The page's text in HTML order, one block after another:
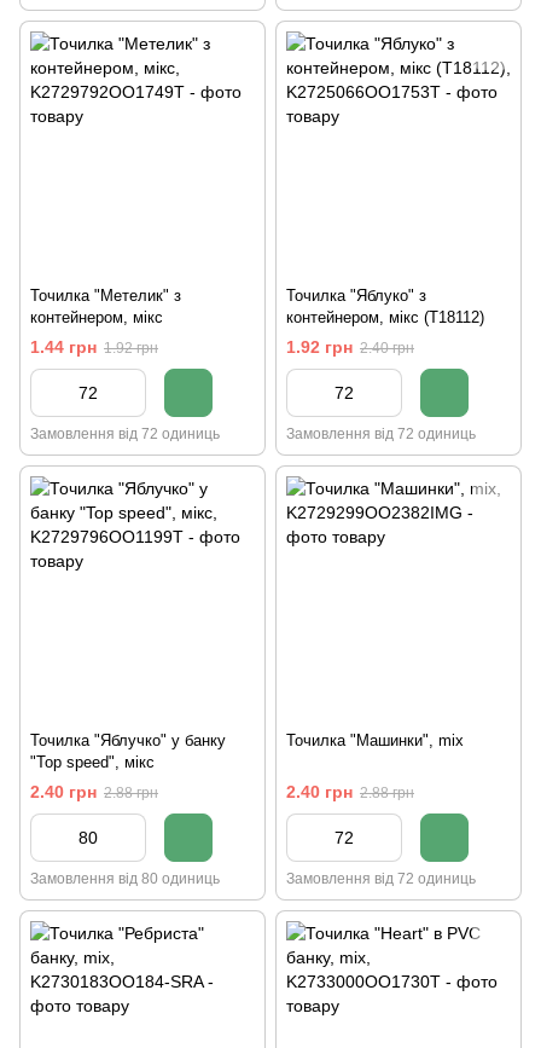
Точилка "Метелик" з
контейнером, мікс
1.44 грн 1.92 грн
Замовлення від 72 одиниць
Точилка "Яблуко" з
контейнером, мікс (T18112)
1.92 грн 2.40 грн
Замовлення від 72 одиниць
Точилка "Яблучко" у банку
"Top speed", мікс
2.40 грн 2.88 грн
Замовлення від 80 одиниць
Точилка "Машинки", mix
2.40 грн 2.88 грн
Замовлення від 72 одиниць